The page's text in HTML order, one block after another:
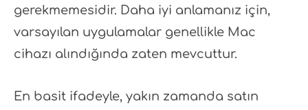
gerekmemesidir. Daha iyi anlamanız için,
varsayılan uygulamalar genellikle Mac
cihazı alındığında zaten mevcuttur.
En basit ifadeyle, yakın zamanda satın